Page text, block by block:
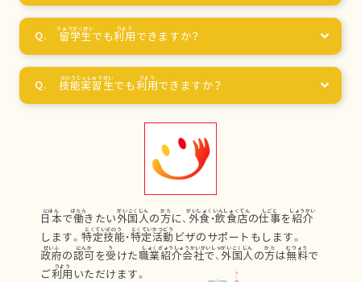
留学生でも利用 できますか？
技能実習生でも利用できますか？
日本で働きたい外国人の方に、 外食 ・飲食店の仕事を紹介
します。特定技能・特定活動 ビザのサポートもします。
政府の認可を受けた職業紹介会社で、 外国人の方は無料で
ご利用 いただけます。